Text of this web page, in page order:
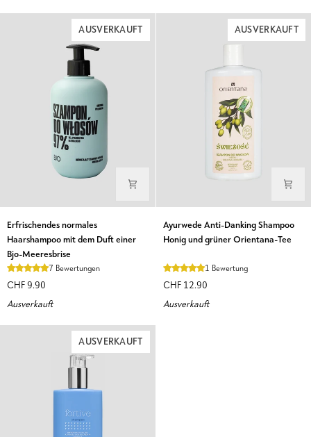
AUSVERKAUFT
Erfrischendes
normales
Haarshampoo
mit
einer
Erfrischendes normales
Haarshampoo mit dem Duft einer
Bjo-Meeresbrise
7 Bewertungen
CHF 9.90
Ausverkauft
AUSVERKAUFT
Ayurwede
Anti-
Danking
Shampoo
grüner
Ayurwede Anti-Danking Shampoo
Honig und grüner Orientana-Tee
1 Bewertung
CHF 12.90
Ausverkauft
AUSVERKAUFT